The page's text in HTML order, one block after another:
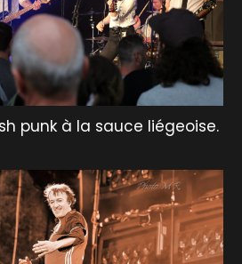
punk à la sauce liégeoise.